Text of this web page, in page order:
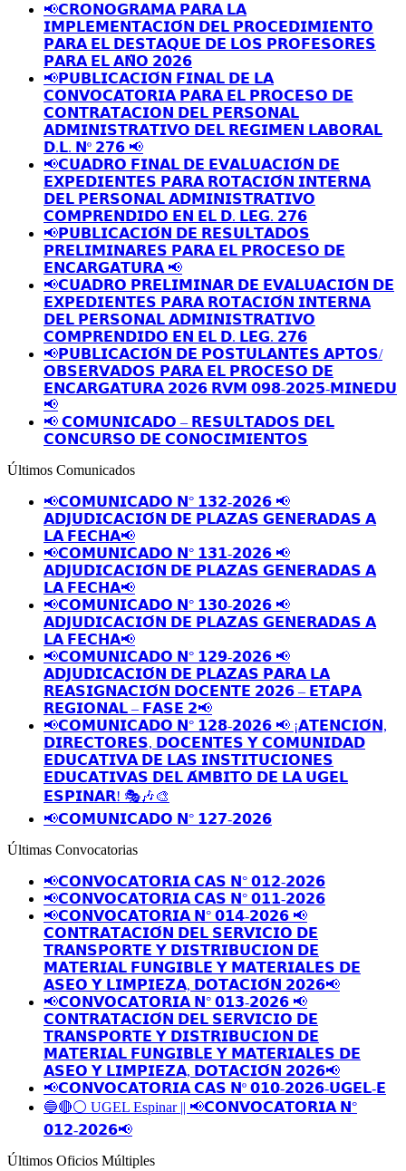
📢𝗖𝗥𝗢𝗡𝗢𝗚𝗥𝗔𝗠𝗔 𝗣𝗔𝗥𝗔 𝗟𝗔
𝗜𝗠𝗣𝗟𝗘𝗠𝗘𝗡𝗧𝗔𝗖𝗜𝗢́𝗡 𝗗𝗘𝗟 𝗣𝗥𝗢𝗖𝗘𝗗𝗜𝗠𝗜𝗘𝗡𝗧𝗢
𝗣𝗔𝗥𝗔 𝗘𝗟 𝗗𝗘𝗦𝗧𝗔𝗤𝗨𝗘 𝗗𝗘 𝗟𝗢𝗦 𝗣𝗥𝗢𝗙𝗘𝗦𝗢𝗥𝗘𝗦
𝗣𝗔𝗥𝗔 𝗘𝗟 𝗔𝗡̃𝗢 𝟮𝟬𝟮𝟲
📢𝗣𝗨𝗕𝗟𝗜𝗖𝗔𝗖𝗜𝗢́𝗡 𝗙𝗜𝗡𝗔𝗟 𝗗𝗘 𝗟𝗔
𝗖𝗢𝗡𝗩𝗢𝗖𝗔𝗧𝗢𝗥𝗜𝗔 𝗣𝗔𝗥𝗔 𝗘𝗟 𝗣𝗥𝗢𝗖𝗘𝗦𝗢 𝗗𝗘
𝗖𝗢𝗡𝗧𝗥𝗔𝗧𝗔𝗖𝗜𝗢𝗡 𝗗𝗘𝗟 𝗣𝗘𝗥𝗦𝗢𝗡𝗔𝗟
𝗔𝗗𝗠𝗜𝗡𝗜𝗦𝗧𝗥𝗔𝗧𝗜𝗩𝗢 𝗗𝗘𝗟 𝗥𝗘𝗚𝗜𝗠𝗘𝗡 𝗟𝗔𝗕𝗢𝗥𝗔𝗟
𝗗.𝗟. 𝗡º 𝟮𝟳𝟲 📢
📢𝗖𝗨𝗔𝗗𝗥𝗢 𝗙𝗜𝗡𝗔𝗟 𝗗𝗘 𝗘𝗩𝗔𝗟𝗨𝗔𝗖𝗜𝗢́𝗡 𝗗𝗘
𝗘𝗫𝗣𝗘𝗗𝗜𝗘𝗡𝗧𝗘𝗦 𝗣𝗔𝗥𝗔 𝗥𝗢𝗧𝗔𝗖𝗜𝗢́𝗡 𝗜𝗡𝗧𝗘𝗥𝗡𝗔
𝗗𝗘𝗟 𝗣𝗘𝗥𝗦𝗢𝗡𝗔𝗟 𝗔𝗗𝗠𝗜𝗡𝗜𝗦𝗧𝗥𝗔𝗧𝗜𝗩𝗢
𝗖𝗢𝗠𝗣𝗥𝗘𝗡𝗗𝗜𝗗𝗢 𝗘𝗡 𝗘𝗟 𝗗. 𝗟𝗘𝗚. 𝟮𝟳𝟲
📢𝗣𝗨𝗕𝗟𝗜𝗖𝗔𝗖𝗜𝗢́𝗡 𝗗𝗘 𝗥𝗘𝗦𝗨𝗟𝗧𝗔𝗗𝗢𝗦
𝗣𝗥𝗘𝗟𝗜𝗠𝗜𝗡𝗔𝗥𝗘𝗦 𝗣𝗔𝗥𝗔 𝗘𝗟 𝗣𝗥𝗢𝗖𝗘𝗦𝗢 𝗗𝗘
𝗘𝗡𝗖𝗔𝗥𝗚𝗔𝗧𝗨𝗥𝗔 📢
📢𝗖𝗨𝗔𝗗𝗥𝗢 𝗣𝗥𝗘𝗟𝗜𝗠𝗜𝗡𝗔𝗥 𝗗𝗘 𝗘𝗩𝗔𝗟𝗨𝗔𝗖𝗜𝗢́𝗡 𝗗𝗘
𝗘𝗫𝗣𝗘𝗗𝗜𝗘𝗡𝗧𝗘𝗦 𝗣𝗔𝗥𝗔 𝗥𝗢𝗧𝗔𝗖𝗜𝗢́𝗡 𝗜𝗡𝗧𝗘𝗥𝗡𝗔
𝗗𝗘𝗟 𝗣𝗘𝗥𝗦𝗢𝗡𝗔𝗟 𝗔𝗗𝗠𝗜𝗡𝗜𝗦𝗧𝗥𝗔𝗧𝗜𝗩𝗢
𝗖𝗢𝗠𝗣𝗥𝗘𝗡𝗗𝗜𝗗𝗢 𝗘𝗡 𝗘𝗟 𝗗. 𝗟𝗘𝗚. 𝟮𝟳𝟲
📢𝗣𝗨𝗕𝗟𝗜𝗖𝗔𝗖𝗜𝗢́𝗡 𝗗𝗘 𝗣𝗢𝗦𝗧𝗨𝗟𝗔𝗡𝗧𝗘𝗦 𝗔𝗣𝗧𝗢𝗦/
𝗢𝗕𝗦𝗘𝗥𝗩𝗔𝗗𝗢𝗦 𝗣𝗔𝗥𝗔 𝗘𝗟 𝗣𝗥𝗢𝗖𝗘𝗦𝗢 𝗗𝗘
𝗘𝗡𝗖𝗔𝗥𝗚𝗔𝗧𝗨𝗥𝗔 𝟮𝟬𝟮𝟲 𝗥𝗩𝗠 𝟬𝟵𝟴-𝟮𝟬𝟮𝟱-𝗠𝗜𝗡𝗘𝗗𝗨
📢
📢 𝗖𝗢𝗠𝗨𝗡𝗜𝗖𝗔𝗗𝗢 – 𝗥𝗘𝗦𝗨𝗟𝗧𝗔𝗗𝗢𝗦 𝗗𝗘𝗟
𝗖𝗢𝗡𝗖𝗨𝗥𝗦𝗢 𝗗𝗘 𝗖𝗢𝗡𝗢𝗖𝗜𝗠𝗜𝗘𝗡𝗧𝗢𝗦
Últimos Comunicados
📢𝗖𝗢𝗠𝗨𝗡𝗜𝗖𝗔𝗗𝗢 𝗡° 𝟭𝟯𝟮-𝟮𝟬𝟮𝟲 📢
𝗔𝗗𝗝𝗨𝗗𝗜𝗖𝗔𝗖𝗜𝗢́𝗡 𝗗𝗘 𝗣𝗟𝗔𝗭𝗔𝗦 𝗚𝗘𝗡𝗘𝗥𝗔𝗗𝗔𝗦 𝗔
𝗟𝗔 𝗙𝗘𝗖𝗛𝗔📢
📢𝗖𝗢𝗠𝗨𝗡𝗜𝗖𝗔𝗗𝗢 𝗡° 𝟭𝟯𝟭-𝟮𝟬𝟮𝟲 📢
𝗔𝗗𝗝𝗨𝗗𝗜𝗖𝗔𝗖𝗜𝗢́𝗡 𝗗𝗘 𝗣𝗟𝗔𝗭𝗔𝗦 𝗚𝗘𝗡𝗘𝗥𝗔𝗗𝗔𝗦 𝗔
𝗟𝗔 𝗙𝗘𝗖𝗛𝗔📢
📢𝗖𝗢𝗠𝗨𝗡𝗜𝗖𝗔𝗗𝗢 𝗡° 𝟭𝟯𝟬-𝟮𝟬𝟮𝟲 📢
𝗔𝗗𝗝𝗨𝗗𝗜𝗖𝗔𝗖𝗜𝗢́𝗡 𝗗𝗘 𝗣𝗟𝗔𝗭𝗔𝗦 𝗚𝗘𝗡𝗘𝗥𝗔𝗗𝗔𝗦 𝗔
𝗟𝗔 𝗙𝗘𝗖𝗛𝗔📢
📢𝗖𝗢𝗠𝗨𝗡𝗜𝗖𝗔𝗗𝗢 𝗡° 𝟭𝟮𝟵-𝟮𝟬𝟮𝟲 📢
𝗔𝗗𝗝𝗨𝗗𝗜𝗖𝗔𝗖𝗜𝗢́𝗡 𝗗𝗘 𝗣𝗟𝗔𝗭𝗔𝗦 𝗣𝗔𝗥𝗔 𝗟𝗔
𝗥𝗘𝗔𝗦𝗜𝗚𝗡𝗔𝗖𝗜𝗢́𝗡 𝗗𝗢𝗖𝗘𝗡𝗧𝗘 𝟮𝟬𝟮𝟲 – 𝗘𝗧𝗔𝗣𝗔
𝗥𝗘𝗚𝗜𝗢𝗡𝗔𝗟 – 𝗙𝗔𝗦𝗘 𝟮📢
📢𝗖𝗢𝗠𝗨𝗡𝗜𝗖𝗔𝗗𝗢 𝗡° 𝟭𝟮𝟴-𝟮𝟬𝟮𝟲 📢 ¡𝗔𝗧𝗘𝗡𝗖𝗜𝗢́𝗡,
𝗗𝗜𝗥𝗘𝗖𝗧𝗢𝗥𝗘𝗦, 𝗗𝗢𝗖𝗘𝗡𝗧𝗘𝗦 𝗬 𝗖𝗢𝗠𝗨𝗡𝗜𝗗𝗔𝗗
𝗘𝗗𝗨𝗖𝗔𝗧𝗜𝗩𝗔 𝗗𝗘 𝗟𝗔𝗦 𝗜𝗡𝗦𝗧𝗜𝗧𝗨𝗖𝗜𝗢𝗡𝗘𝗦
𝗘𝗗𝗨𝗖𝗔𝗧𝗜𝗩𝗔𝗦 𝗗𝗘𝗟 𝗔́𝗠𝗕𝗜𝗧𝗢 𝗗𝗘 𝗟𝗔 𝗨𝗚𝗘𝗟
𝗘𝗦𝗣𝗜𝗡𝗔𝗥! 🎭🎶🎨
📢𝗖𝗢𝗠𝗨𝗡𝗜𝗖𝗔𝗗𝗢 𝗡° 𝟭𝟮𝟳-𝟮𝟬𝟮𝟲
Últimas Convocatorias
📢𝗖𝗢𝗡𝗩𝗢𝗖𝗔𝗧𝗢𝗥𝗜𝗔 𝗖𝗔𝗦 𝗡° 𝟬𝟭𝟮-𝟮𝟬𝟮𝟲
📢𝗖𝗢𝗡𝗩𝗢𝗖𝗔𝗧𝗢𝗥𝗜𝗔 𝗖𝗔𝗦 𝗡° 𝟬𝟭𝟭-𝟮𝟬𝟮𝟲
📢𝗖𝗢𝗡𝗩𝗢𝗖𝗔𝗧𝗢𝗥𝗜𝗔 𝗡° 𝟬𝟭𝟰-𝟮𝟬𝟮𝟲 📢
𝗖𝗢𝗡𝗧𝗥𝗔𝗧𝗔𝗖𝗜𝗢́𝗡 𝗗𝗘𝗟 𝗦𝗘𝗥𝗩𝗜𝗖𝗜𝗢 𝗗𝗘
𝗧𝗥𝗔𝗡𝗦𝗣𝗢𝗥𝗧𝗘 𝗬 𝗗𝗜𝗦𝗧𝗥𝗜𝗕𝗨𝗖𝗜𝗢𝗡 𝗗𝗘
𝗠𝗔𝗧𝗘𝗥𝗜𝗔𝗟 𝗙𝗨𝗡𝗚𝗜𝗕𝗟𝗘 𝗬 𝗠𝗔𝗧𝗘𝗥𝗜𝗔𝗟𝗘𝗦 𝗗𝗘
𝗔𝗦𝗘𝗢 𝗬 𝗟𝗜𝗠𝗣𝗜𝗘𝗭𝗔, 𝗗𝗢𝗧𝗔𝗖𝗜𝗢́𝗡 𝟮𝟬𝟮𝟲📢
📢𝗖𝗢𝗡𝗩𝗢𝗖𝗔𝗧𝗢𝗥𝗜𝗔 𝗡° 𝟬𝟭𝟯-𝟮𝟬𝟮𝟲 📢
𝗖𝗢𝗡𝗧𝗥𝗔𝗧𝗔𝗖𝗜𝗢́𝗡 𝗗𝗘𝗟 𝗦𝗘𝗥𝗩𝗜𝗖𝗜𝗢 𝗗𝗘
𝗧𝗥𝗔𝗡𝗦𝗣𝗢𝗥𝗧𝗘 𝗬 𝗗𝗜𝗦𝗧𝗥𝗜𝗕𝗨𝗖𝗜𝗢𝗡 𝗗𝗘
𝗠𝗔𝗧𝗘𝗥𝗜𝗔𝗟 𝗙𝗨𝗡𝗚𝗜𝗕𝗟𝗘 𝗬 𝗠𝗔𝗧𝗘𝗥𝗜𝗔𝗟𝗘𝗦 𝗗𝗘
𝗔𝗦𝗘𝗢 𝗬 𝗟𝗜𝗠𝗣𝗜𝗘𝗭𝗔, 𝗗𝗢𝗧𝗔𝗖𝗜𝗢́𝗡 𝟮𝟬𝟮𝟲📢
📢𝗖𝗢𝗡𝗩𝗢𝗖𝗔𝗧𝗢𝗥𝗜𝗔 𝗖𝗔𝗦 𝗡º 𝟬𝟭𝟬-𝟮𝟬𝟮𝟲-𝗨𝗚𝗘𝗟-𝗘
🔵🔴⚪️ UGEL Espinar || 📢𝗖𝗢𝗡𝗩𝗢𝗖𝗔𝗧𝗢𝗥𝗜𝗔 𝗡°
𝟬𝟭𝟮-𝟮𝟬𝟮𝟲📢
Últimos Oficios Múltiples